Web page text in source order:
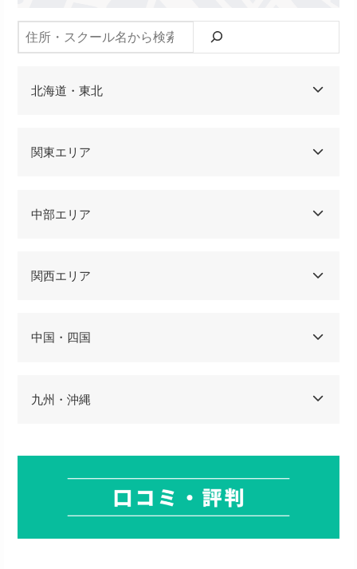
検索
北海道・東北
関東エリア
中部エリア
関西エリア
中国・四国
九州・沖縄